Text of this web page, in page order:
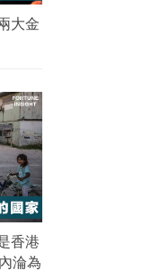
大金
香港
淪為